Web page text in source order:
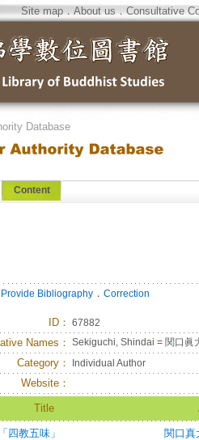
Site map．About us．Consultative
Database
Content
Provide Bibliography ． Correction
ID ： 67882
Names： Sekiguchi, Shindai = 関口眞
Category： Individual Author
Website：
Title
四教五味」 関口真